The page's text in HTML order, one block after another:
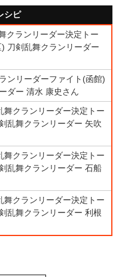
シピ
クランリーダー決定トー
刀剣乱舞クランリーダー
ンリーダーファイト(函館)
ダー 清水 康史さん
クランリーダー決定トー
乱舞クランリーダー 矢吹
クランリーダー決定トー
乱舞クランリーダー 石船
クランリーダー決定トー
乱舞クランリーダー 利根